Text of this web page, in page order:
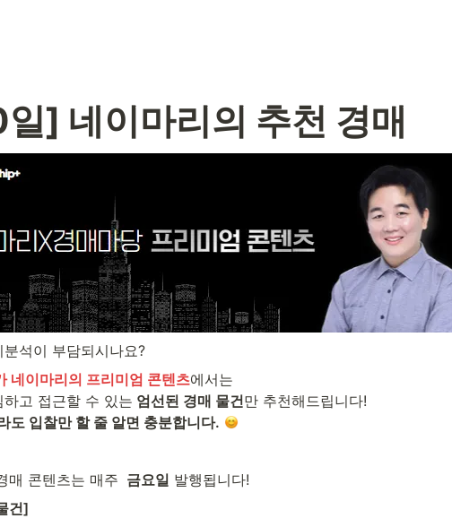
] 네이마리의 추천 경매
석이 부담되시나요?
네이마리의 프리미엄 콘텐츠에서는
고 접근할 수 있는 엄선된 경매 물건
도 입찰만 할 줄 알면 충분합니다.
매 콘텐츠는 매주 금요일 발행됩니다!
건]